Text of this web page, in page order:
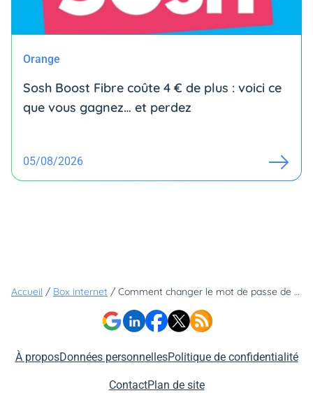
Orange
Sosh Boost Fibre coûte 4 € de plus : voici ce
que vous gagnez… et perdez
05/08/2026
Accueil / Box internet / Comment changer le mot de passe de sa box Wi-Fi ?
À proposDonnées personnellesPolitique de confidentialité
ContactPlan de site